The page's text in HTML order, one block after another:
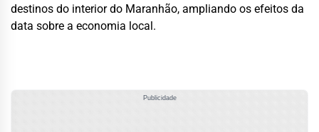
destinos do interior do Maranhão, ampliando os efeitos da
data sobre a economia local.
Publicidade